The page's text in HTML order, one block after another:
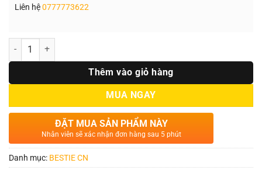
Liên hệ0777773622
Số lượng
Thêm vào giỏ hàng
MUA NGAY
ĐẶT MUA SẢN PHẨM NÀY
Nhân viên sẽ xác nhận đơn hàng sau 5 phút
Danh mục: BESTIE CN